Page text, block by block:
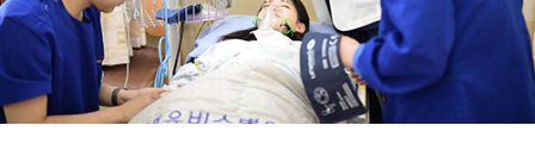
유비스AI